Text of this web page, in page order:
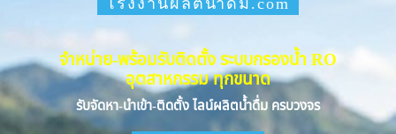
จำหน่าย-พร้อมรับติดตั้ง ระบบกรองน้ำ RO
อุตสาหกรรม ทุกขนาด
รับจัดหา-นำเข้า-ติดตั้ง ไลน์ผลิตน้ำดื่ม ครบวงจร